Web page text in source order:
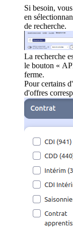
Si besoin,
en
de recherche.
La recherche
le bouton «
ferme.
Pour certains
d'offres